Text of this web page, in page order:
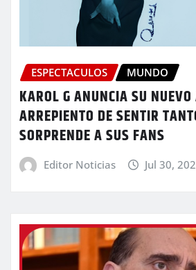
ESPECTACULOS MUNDO
KAROL G ANUNCIA SU
ARREPIENTO DE SENTIR
SORPRENDE A SUS FANS
Editor Noticias Jul 30,